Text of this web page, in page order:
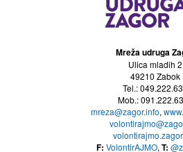
Mreža udruga
Ulica mladih 2
49210 Zabok
Tel.:
Mob.:
mreza@zagor.info,
F: VolontirAJMO, T: